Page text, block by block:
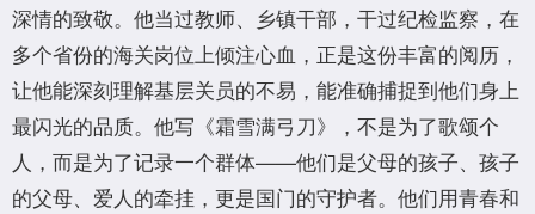
深情的致敬。他当过教师、乡镇干部，干过纪检监察，在
多个省份的海关岗位上倾注心血，正是这份丰富的阅历，
让他能深刻理解基层关员的不易，能准确捕捉到他们身上
最闪光的品质。他写《霜雪满弓刀》，不是为了歌颂个
人，而是为了记录一个群体——他们是父母的孩子、孩子
的父母、爱人的牵挂，更是国门的守护者。他们用青春和